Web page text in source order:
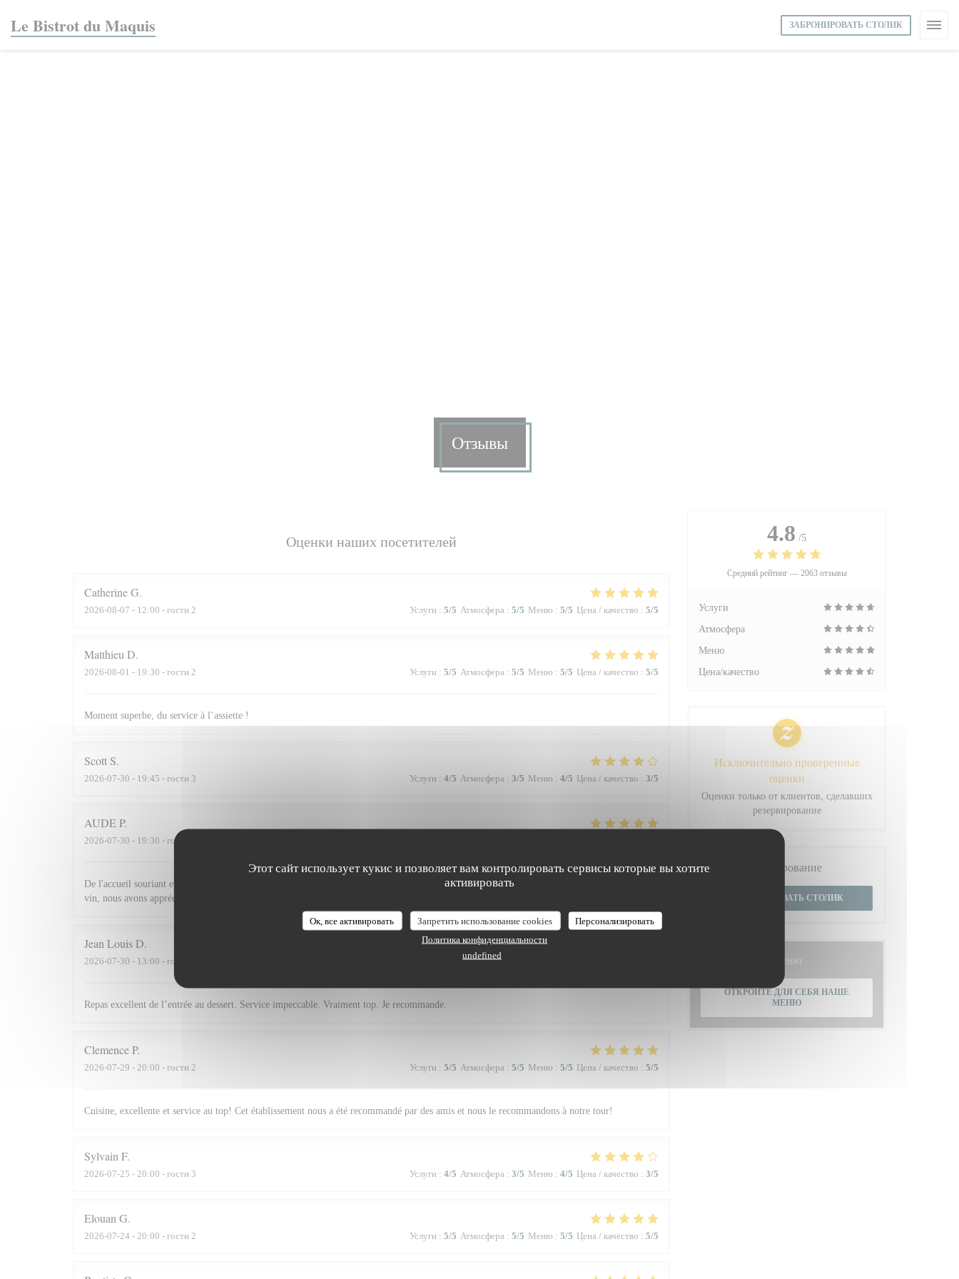
Этот сайт использует кукис и позволяет вам контролировать сервисы которые вы хотите
активировать
Ок, все активировать Запретить использование cookies
Персонализировать
Политика конфиденциальности
undefined
Le Bistrot du Maquis ЗАБРОНИРОВАТЬ СТОЛИК
Отзывы
Оценки наших посетителей
CatherineG
2026-08-07 - 12:00 - гости 2 Услуги : 5/5 Атмосфера : 5/5 Меню : 5/5 Цена / качество : 5/5
Matthieu D
2026-08-01 - 19:30 - гости 2 Услуги : 5/5 Атмосфера : 5/5 Меню : 5/5 Цена / качество : 5/5
Moment superbe, du service à l’assiette !
Scott S
2026-07-30 - 19:45 - гости 3 Услуги : 4/5 Атмосфера : 3/5 Меню : 4/5 Цена / качество : 3/5
AUDEP
2026-07-30 - 19:30 - гости 2
De l'accueil souriant et chaleureux comme à la maison jusqu'à la qualité et la présentation de l'assiette (poissons) en passant par le service du
vin, nous avons apprécié ce dîner et souhaitons revenir. Bravo & merci +++
Jean LouisD
2026-07-30 - 13:00 - гости 2 Атмосфера
Repas excellent de l’entrée au dessert. Service impeccable. Vraiment top. Je recommande.
ClemenceP
2026-07-29 - 20:00 - гости 2 Услуги : 5/5 Атмосфера : 5/5 Меню : 5/5 Цена / качество : 5/5
Cuisine, excellente et service au top! Cet établissement nous a été recommandé par des amis et nous le recommandons à notre tour!
Sylvain F
2026-07-25 - 20:00 - гости 3 Услуги : 4/5 Атмосфера : 3/5 Меню : 4/5 Цена / качество : 3/5
Elouan G
2026-07-24 - 20:00 - гости 2 Услуги : 5/5 Атмосфера : 5/5 Меню : 5/5 Цена / качество : 5/5
4.8 /5
Средний рейтинг — 2063 отзывы
Услуги
Атмосфера
Меню
Цена/качество
Исключительно проверенные
оценки
Оценки только от клиентов, сделавших
резервирование
Бронирование
ЗАБРОНИРОВАТЬ СТОЛИК
Меню
ОТКРОЙТЕ ДЛЯ СЕБЯ НАШЕ
МЕНЮ